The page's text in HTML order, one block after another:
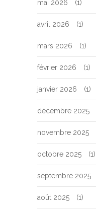
mai 2026 (1)
avril 2026 (1)
mars 2026 (1)
février 2026 (1)
janvier 2026 (1)
décembre 2025
novembre 2025
octobre 2025 (1)
septembre 2025
août 2025 (1)